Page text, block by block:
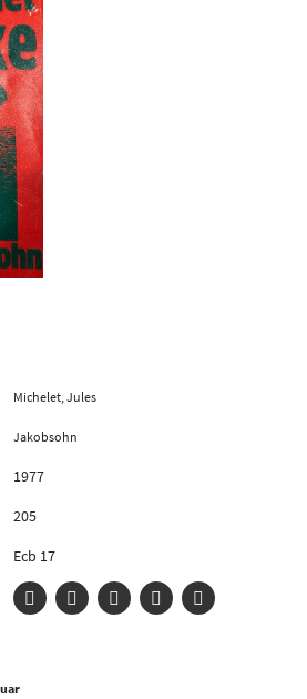
Michelet, Jules
Jakobsohn
1977
205
Ecb 17